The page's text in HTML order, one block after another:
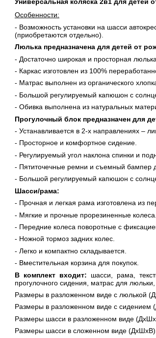
Особенности:
- Возможность установки на шасси
(приобретаются отдельно).
Люлька предназначена для детей от
- Достаточно широкая и просторная люлька.
- Каркас изготовлен из 100%
- Матрас выполнен из органического
- Большой регулируемый капюшон с
- Обивка выполнена из натуральных
Прогулочный блок предназначен для
- Устанавливается в 2-х направлениях –
- Просторное и комфортное сидение.
- Регулируемый угол наклона спинки и
- Пятиточечные ремни и съемный бампер
- Большой регулируемый капюшон с
Шасси/рама:
- Прочная и легкая рама изготовлена из
- Мягкие и прочные прорезиненные колеса.
- Передние колеса поворотные с
- Ножной тормоз задних колес.
- Легко и компактно складывается.
- Вместительная корзина для покупок.
В комплект входит: шасси, рама,
прогулочного сидения, матрас для люльки
Размеры в разложенном виде с люлькой
Размеры в разложенном виде с сидением
Размеры шасси в разложенном виде
Размеры шасси в сложенном виде